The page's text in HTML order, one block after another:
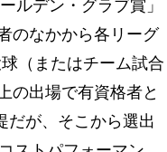
ルデン・グラブ賞」
のなかから各リーグ
（またはチーム試合
の出場で有資格者と
だが、そこから選出